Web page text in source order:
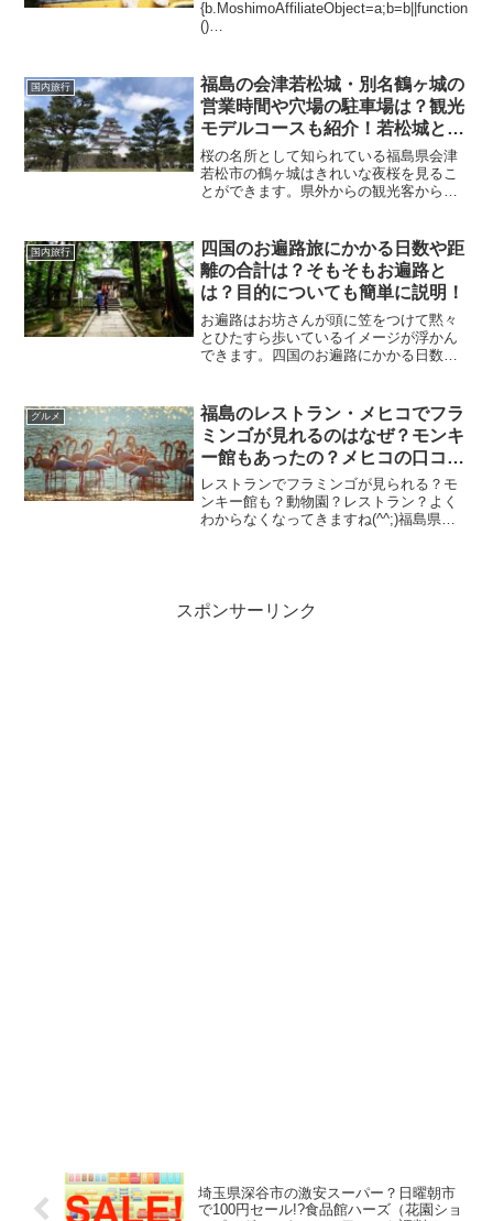
{b.MoshimoAffiliateObject=a;b=b||function
()
国内旅行
福島の会津若松城・別名鶴ヶ城の
営業時間や穴場の駐車場は？観光
モデルコースも紹介！若松城とは
どっちが正しいの？
桜の名所として知られている福島県会津
若松市の鶴ヶ城はきれいな夜桜を見るこ
とができます。県外からの観光客からも
城周辺の駐車場や、観光モデルコースな
ど解説していきます。鶴ヶ...
国内旅行
四国のお遍路旅にかかる日数や距
離の合計は？そもそもお遍路と
は？目的についても簡単に説明！
お遍路はお坊さんが頭に笠をつけて黙々
とひたすら歩いているイメージが浮かん
できます。四国のお遍路にかかる日数や
ったことも含め、この記事ではお遍路の
大変さや方法、歴史につい...
グルメ
福島のレストラン・メヒコでフラ
ミンゴが見れるのはなぜ？モンキ
ー館もあったの？メヒコの口コミ
や人気メニューカニピラフは持ち
帰りできるかについても調査
レストランでフラミンゴが見られる？モ
ンキー館も？動物園？レストラン？よく
わからなくなってきますね(^^;)福島県で
スポンサーリンク
埼玉県深谷市の激安スーパー？日曜朝市
で100円セール!?食品館ハーズ（花園ショ